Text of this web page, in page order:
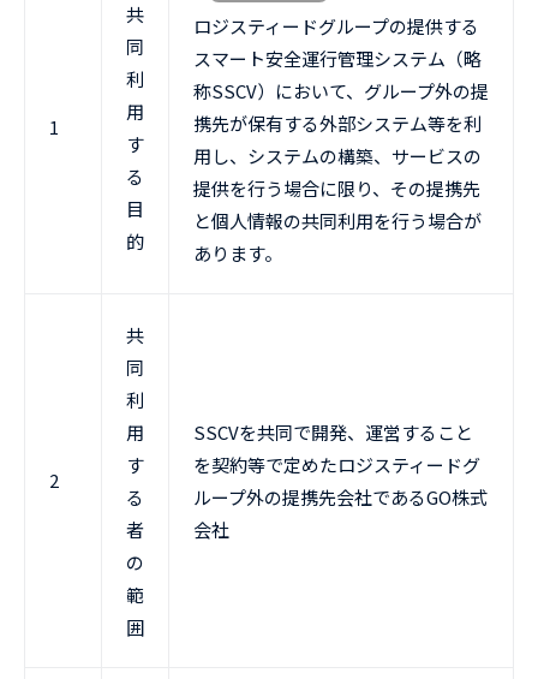
1
共
同
利
用
す
る
目
的
ロジスティードグループの提供する
スマート安全運行管理システム（略
称SSCV）において、グループ外の提
携先が保有する外部システム等を利
用し、システムの構築、サービスの
提供を行う場合に限り、その提携先
と個人情報の共同利用を行う場合が
あります。
2
共
同
利
用
す
る
者
の
範
囲
SSCVを共同で開発、運営すること
を契約等で定めたロジスティードグ
ループ外の提携先会社であるGO株式
会社